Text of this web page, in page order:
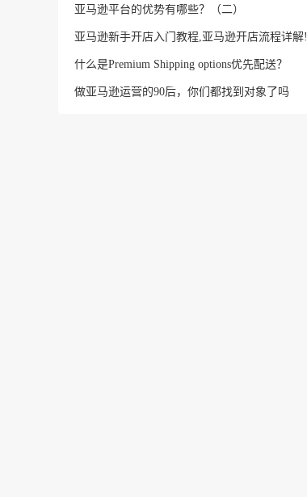
亚马逊平台的优势有哪些？（二）
亚马逊新手开店入门教程,亚马逊开店流程详解!
什么是Premium Shipping options优先配送？
做亚马逊运营的90后，你们都找到对象了吗